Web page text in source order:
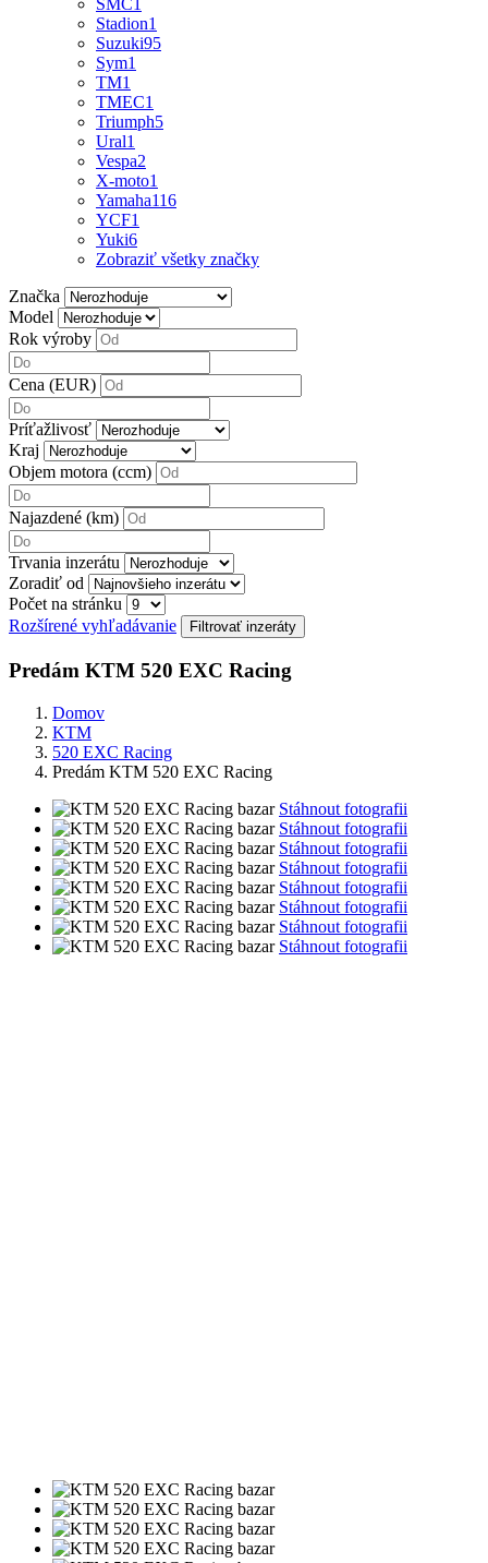
SMC
Stadion1
Suzuki95
Sym1
TM1
TMEC1
Triumph5
Ural1
Vespa2
X-moto1
Yamaha116
YCF1
Yuki6
Zobraziť všetky značky
Značka
Model
Rok výroby
Cena (EUR)
Príťažlivosť
Kraj
Objem motora (ccm)
Najazdené (km)
Trvania inzerátu
Zoradiť od
Počet na stránku
Rozšírené vyhľadávanie
Predám KTM 520 EXC Racing
Domov
KTM
520 EXC Racing
Predám KTM 520 EXC Racing
Stáhnout fotografii
Stáhnout fotografii
Stáhnout fotografii
Stáhnout fotografii
Stáhnout fotografii
Stáhnout fotografii
Stáhnout fotografii
Stáhnout fotografii